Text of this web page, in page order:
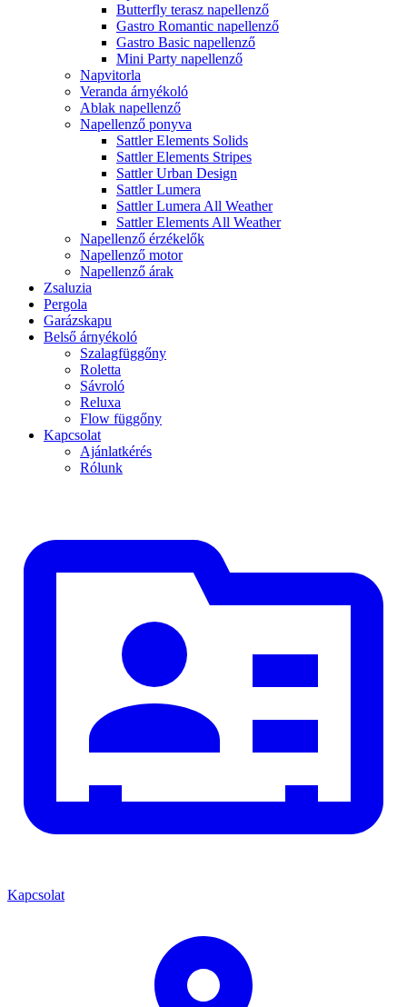
Butterfly terasz napellenző
Gastro Romantic napellenző
Gastro Basic napellenző
Mini Party napellenző
Napvitorla
Veranda árnyékoló
Ablak napellenző
Napellenző ponyva
Sattler Elements Solids
Sattler Elements Stripes
Sattler Urban Design
Sattler Lumera
Sattler Lumera All Weather
Sattler Elements All Weather
Napellenző érzékelők
Napellenző motor
Napellenző árak
Zsaluzia
Pergola
Garázskapu
Belső árnyékoló
Szalagfüggőny
Roletta
Sávroló
Reluxa
Flow függőny
Kapcsolat
Ajánlatkérés
Rólunk
Kapcsolat